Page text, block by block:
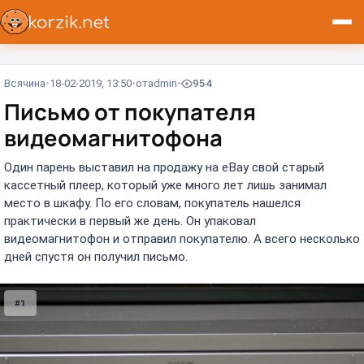
Всячина 18-02-2019, 13:50 отadmin 954
Письмо от покупателя
видеомагнитофона
Один парень выставил на продажу на eBay свой старый
кассетный плеер, который уже много лет лишь занимал
место в шкафу. По его словам, покупатель нашелся
практически в первый же день. Он упаковал
видеомагнитофон и отправил покупателю. А всего несколько
дней спустя он получил письмо.
#1